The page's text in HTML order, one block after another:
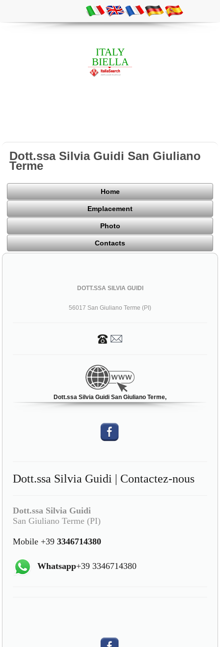
ITALY
BIELLA
Dott.ssa Silvia Guidi San Giuliano
Terme
Home
Emplacement
Photo
Contacts
DOTT.SSA SILVIA GUIDI
56017 San Giuliano Terme (PI)
Dott.ssa Silvia Guidi San Giuliano Terme,
Dott.ssa Silvia Guidi | Contactez-nous
Dott.ssa Silvia Guidi
San Giuliano Terme (PI)
Mobile +393346714380
Whatsapp+39 3346714380